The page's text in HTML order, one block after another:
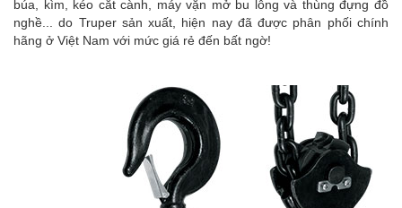
búa, kìm, kéo cắt cành, máy vặn mở bu lông và thùng đựng đồ
nghề... do Truper sản xuất, hiện nay đã được phân phối chính
hãng ở Việt Nam với mức giá rẻ đến bất ngờ!